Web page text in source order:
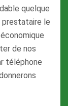
quelque
le
de nos
téléphone